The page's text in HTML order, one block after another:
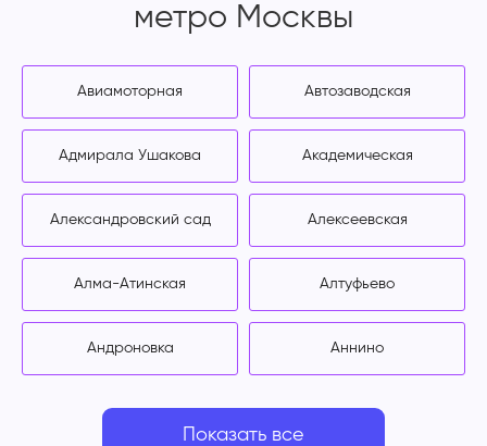
метро Москвы
Авиамоторная Автозаводская
Адмирала Ушакова Академическая
Александровский сад Алексеевская
Алма-Атинская Алтуфьево
Андроновка Аннино
Показать все